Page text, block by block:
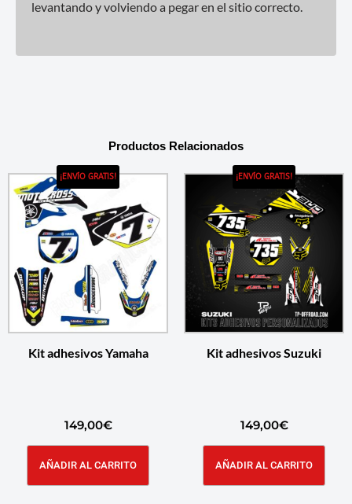
levantando y volviendo a pegar en el sitio correcto.
Productos Relacionados
¡ENVÍO GRATIS!
Kit adhesivos Yamaha
149,00€
AÑADIR AL CARRITO
¡ENVÍO GRATIS!
Kit adhesivos Suzuki
149,00€
AÑADIR AL CARRITO